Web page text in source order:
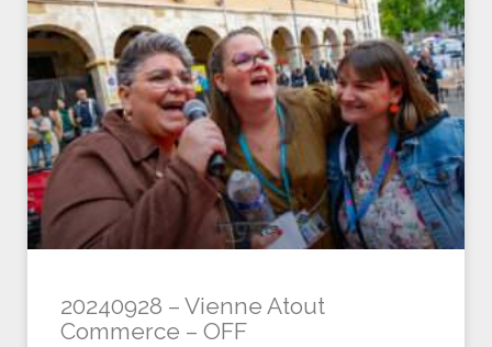
20240928 – Vienne Atout
Commerce – OFF